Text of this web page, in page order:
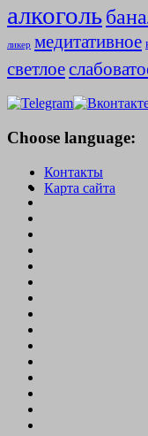
алкоголь
ликер медитативное
светлое
Choose language:
Контакты
Карта сайта